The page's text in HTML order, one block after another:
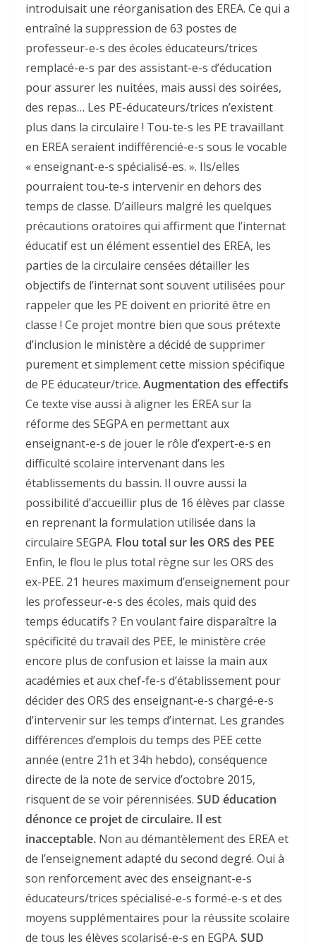
introduisait une réorganisation des EREA. Ce qui a
entraîné la suppression de 63 postes de
professeur-e-s des écoles éducateurs/trices
remplacé-e-s par des assistant-e-s d’éducation
pour assurer les nuitées, mais aussi des soirées,
des repas… Les PE-éducateurs/trices n’existent
plus dans la circulaire ! Tou-te-s les PE travaillant
en EREA seraient indifférencié-e-s sous le vocable
« enseignant-e-s spécialisé-es. ». Ils/elles
pourraient tou-te-s intervenir en dehors des
temps de classe. D’ailleurs malgré les quelques
précautions oratoires qui affirment que l’internat
éducatif est un élément essentiel des EREA, les
parties de la circulaire censées détailler les
objectifs de l’internat sont souvent utilisées pour
rappeler que les PE doivent en priorité être en
classe ! Ce projet montre bien que sous prétexte
d’inclusion le ministère a décidé de supprimer
purement et simplement cette mission spécifique
de PE éducateur/trice. Augmentation des effectifs
Ce texte vise aussi à aligner les EREA sur la
réforme des SEGPA en permettant aux
enseignant-e-s de jouer le rôle d’expert-e-s en
difficulté scolaire intervenant dans les
établissements du bassin. Il ouvre aussi la
possibilité d’accueillir plus de 16 élèves par classe
en reprenant la formulation utilisée dans la
circulaire SEGPA. Flou total sur les ORS des PEE
Enfin, le flou le plus total règne sur les ORS des
ex-PEE. 21 heures maximum d’enseignement pour
les professeur-e-s des écoles, mais quid des
temps éducatifs ? En voulant faire disparaître la
spécificité du travail des PEE, le ministère crée
encore plus de confusion et laisse la main aux
académies et aux chef-fe-s d’établissement pour
décider des ORS des enseignant-e-s chargé-e-s
d’intervenir sur les temps d’internat. Les grandes
différences d’emplois du temps des PEE cette
année (entre 21h et 34h hebdo), conséquence
directe de la note de service d’octobre 2015,
risquent de se voir pérennisées. SUD éducation
dénonce ce projet de circulaire. Il est
inacceptable. Non au démantèlement des EREA et
de l’enseignement adapté du second degré. Oui à
son renforcement avec des enseignant-e-s
éducateurs/trices spécialisé-e-s formé-e-s et des
moyens supplémentaires pour la réussite scolaire
de tous les élèves scolarisé-e-s en EGPA. SUD